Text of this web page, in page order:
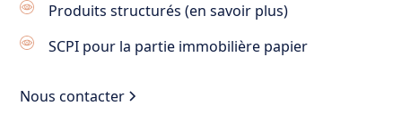
Produits structurés (en savoir plus)
SCPI pour la partie immobilière papier
Nous contacter